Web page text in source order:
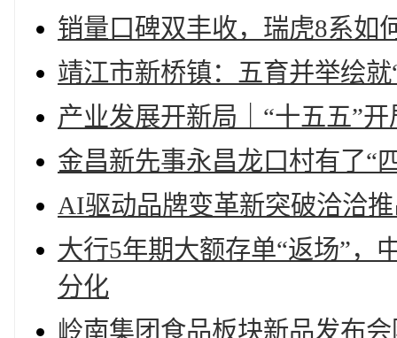
销量口碑双丰收，瑞虎8系如
靖江市新桥镇：五育并举绘
产业发展开新局｜“十五五”
金昌新先事永昌龙口村有了“
AI驱动品牌变革新突破洽洽
大行5年期大额存单“返场”，
分化
岭南集团食品板块新品发布